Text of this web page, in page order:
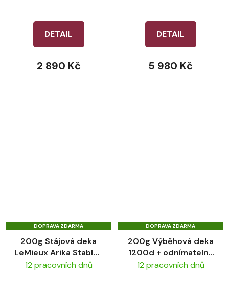
DETAIL
2 890 Kč
DETAIL
5 980 Kč
DOPRAVA ZDARMA
200g Stájová deka
LeMieux Arika Stable-
Tek
12 pracovních dnů
DOPRAVA ZDARMA
200g Výběhová deka
1200d + odnímatelný
krk LeMieux Arika
12 pracovních dnů